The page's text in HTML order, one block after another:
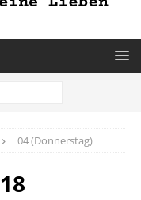
04 (Donnerstag)